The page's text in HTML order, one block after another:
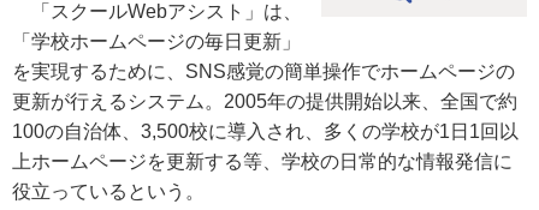
「スクールWebアシスト」は、
「学校ホームページの毎日更新」
を実現するために、SNS感覚の簡単操作でホームページの
更新が行えるシステム。2005年の提供開始以来、全国で約
100の自治体、3,500校に導入され、多くの学校が1日1回以
上ホームページを更新する等、学校の日常的な情報発信に
役立っているという。